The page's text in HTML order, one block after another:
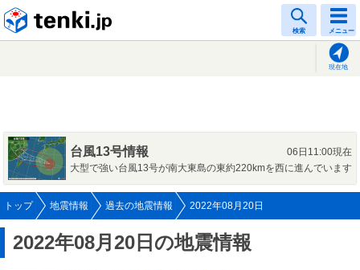
検索 メニュー
現在地
台風13号情報
06日11:00現在
大型で強い台風13号が南大東島の東約220kmを西に進んでいます
トップ 地震情報 過去の地震情報 2022年08月20日
2022年08月20日の地震情報